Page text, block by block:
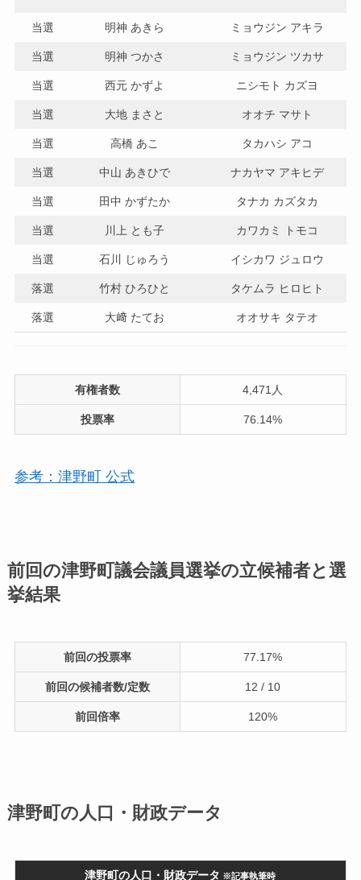
当選 明神 あきら ミョウジン アキラ
当選 明神 つかさ ミョウジン ツカサ
当選 西元 かずよ ニシモト カズヨ
当選 大地 まさと オオチ マサト
当選 高橋 あこ タカハシ アコ
当選 中山 あきひで ナカヤマ アキヒデ
当選 田中 かずたか タナカ カズタカ
当選 川上 とも子 カワカミ トモコ
当選 石川 じゅろう イシカワ ジュロウ
落選 竹村 ひろひと タケムラ ヒロヒト
落選 大﨑 たてお オオサキ タテオ
有権者数 4,471人
投票率 76.14%
参考：津野町 公式
前回の津野町議会議員選挙の立候補者と選
挙結果
前回の投票率 77.17%
前回の候補者数/定数 12 / 10
前回倍率 120%
津野町の人口・財政データ
津野町の人口・財政データ ※記事執筆時